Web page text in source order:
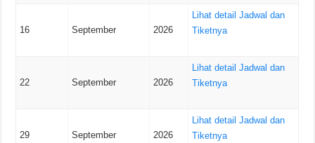
16 September 2026
Lihat detail Jadwal dan
Tiketnya
22 September 2026
Lihat detail Jadwal dan
Tiketnya
29 September 2026
Lihat detail Jadwal dan
Tiketnya